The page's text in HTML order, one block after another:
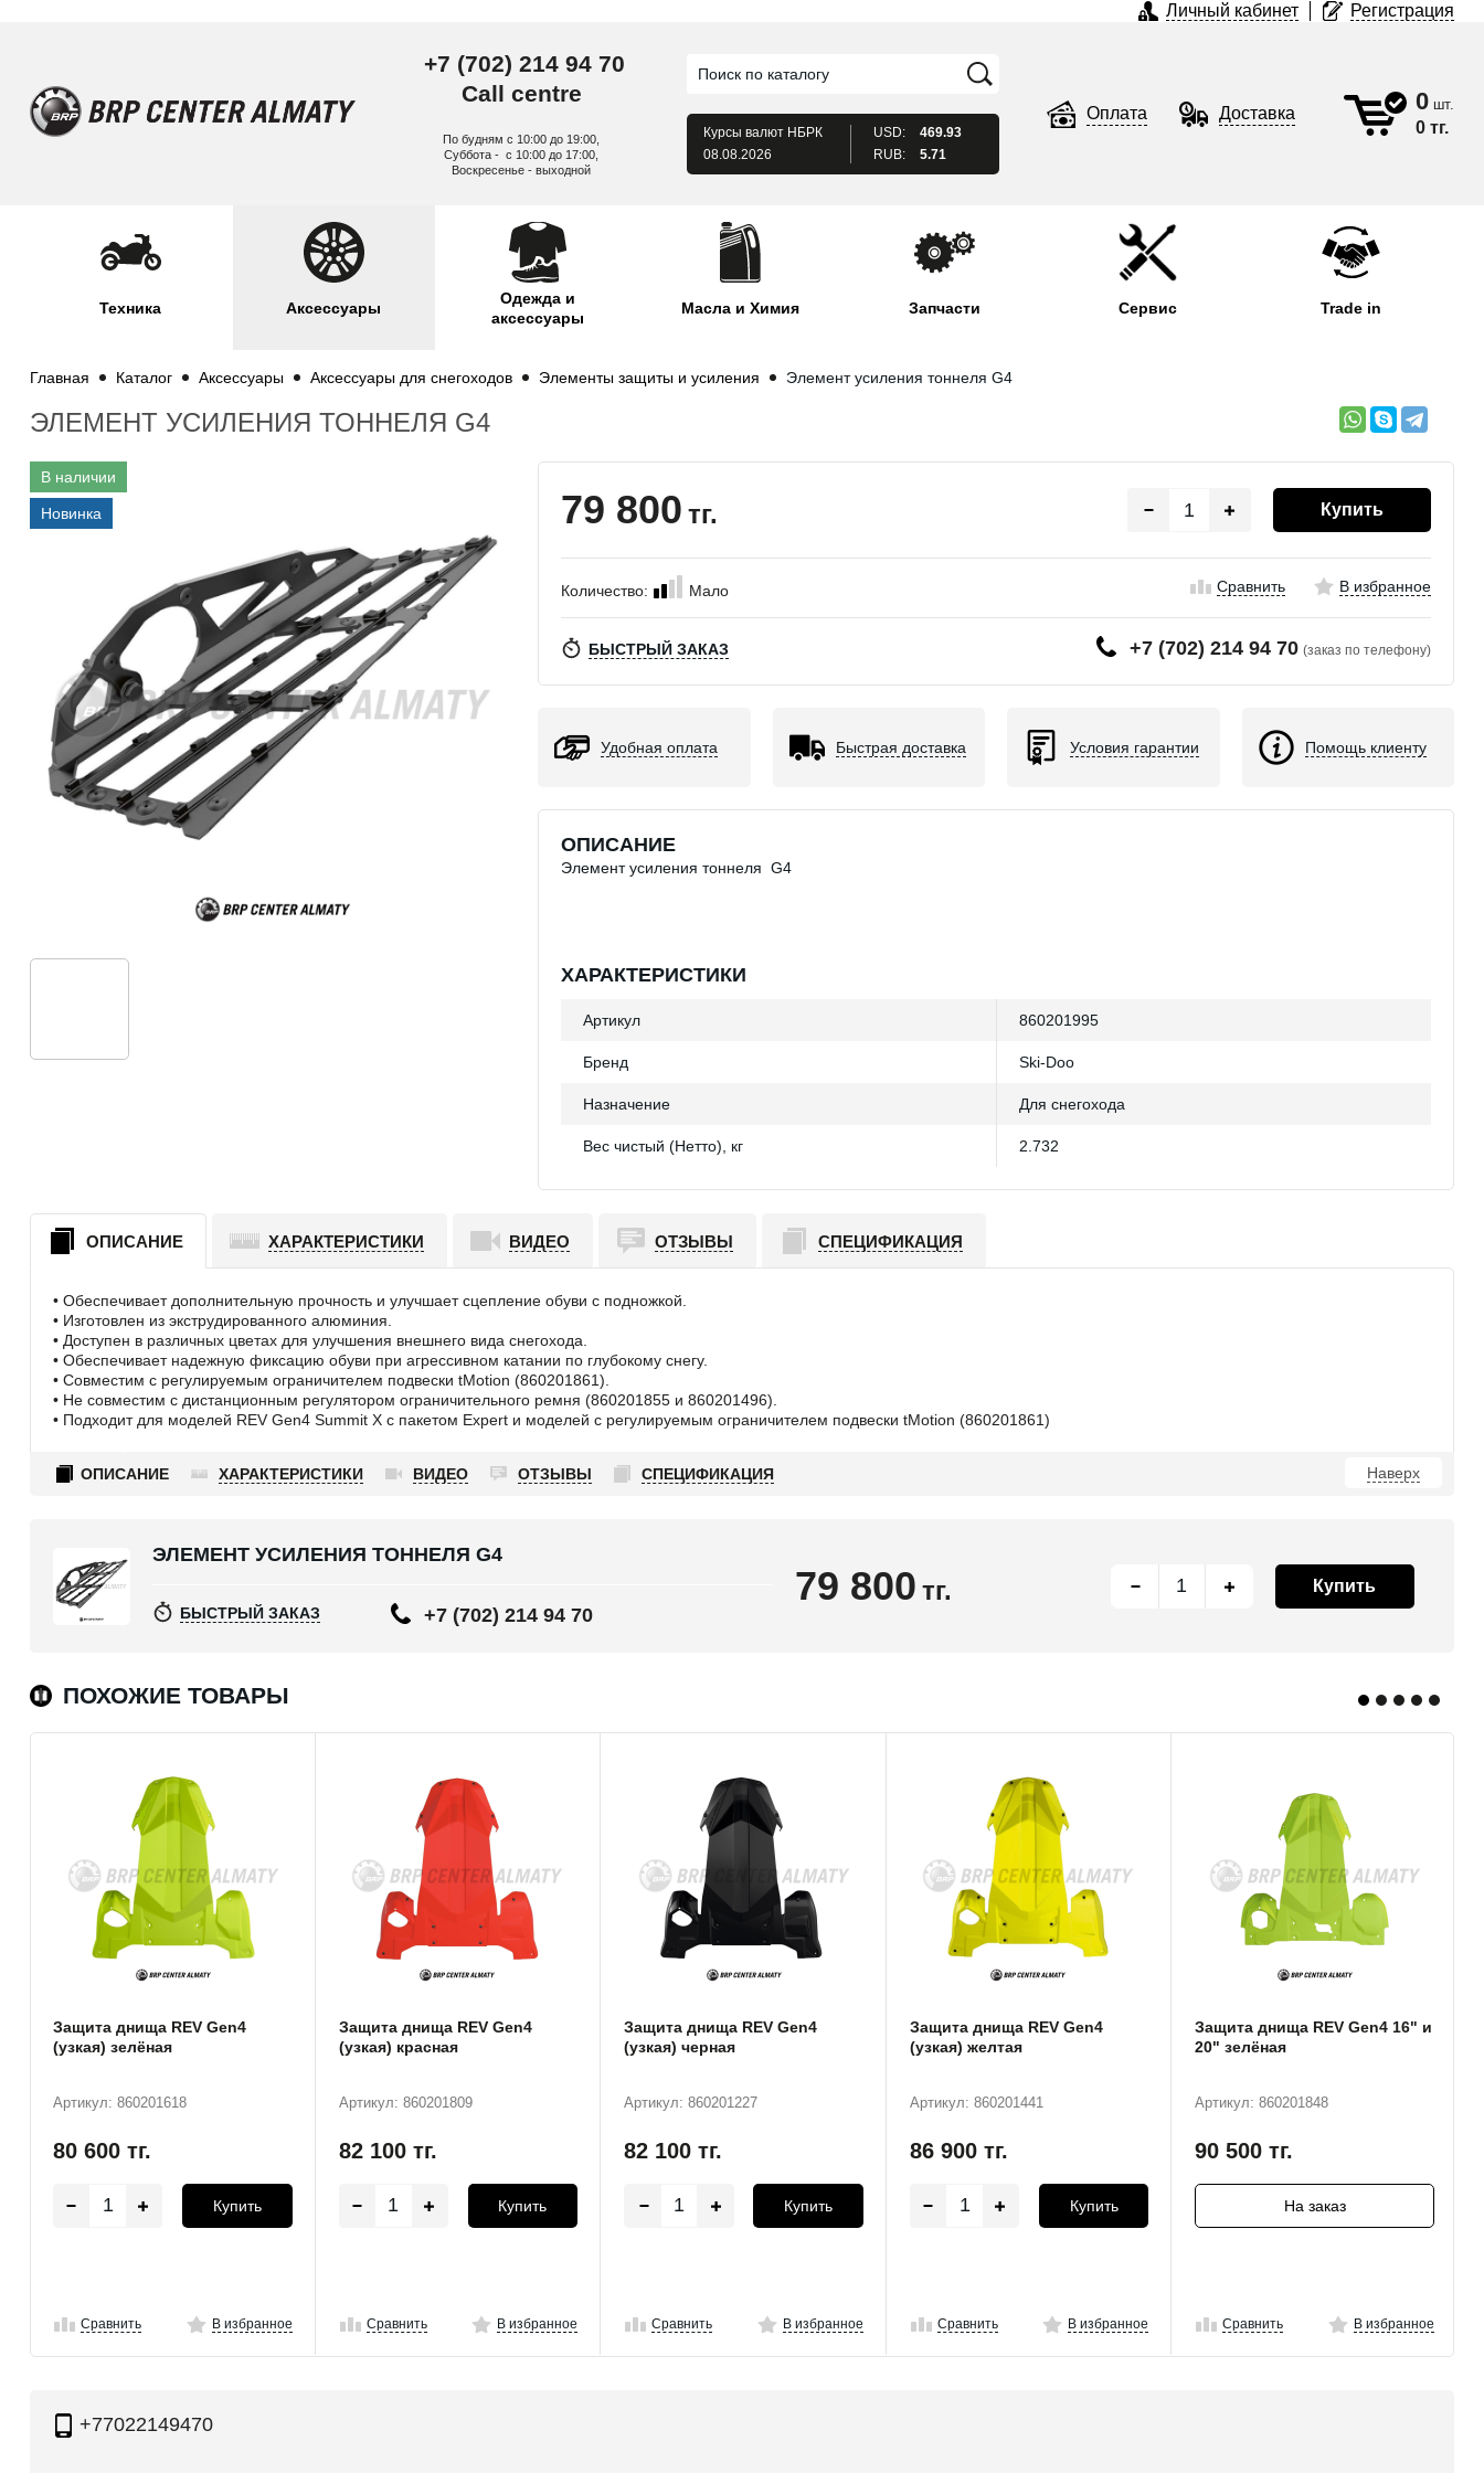
Личный кабинет Регистрация
+7 (702) 214 94 70
Call centre
По будням с 10:00 до 19:00,
Суббота - с 10:00 до 17:00,
Воскресенье - выходной
Курсы валют НБРК
08.08.2026
USD:
469.93
RUB:
5.71
Оплата Доставка 0 шт.
0 тг.
Техника Аксессуары
Одежда и
аксессуары
Масла и Химия Запчасти Сервис Trade in
Главная Каталог Аксессуары Аксессуары для снегоходов Элементы защиты и усиления Элемент усиления тоннеля G4
ЭЛЕМЕНТ УСИЛЕНИЯ ТОННЕЛЯ G4
В наличии
Новинка 79 800 тг. Купить
Количество: Мало Сравнить В избранное
БЫСТРЫЙ ЗАКАЗ +7 (702) 214 94 70 (заказ по телефону)
Удобная оплата Быстрая доставка Условия гарантии Помощь клиенту
ОПИСАНИЕ
Элемент усиления тоннеля G4
ХАРАКТЕРИСТИКИ
Артикул 860201995
Бренд Ski-Doo
Назначение Для снегохода
Вес чистый (Нетто), кг 2.732
ОПИСАНИЕ ХАРАКТЕРИСТИКИ ВИДЕО ОТЗЫВЫ СПЕЦИФИКАЦИЯ
• Обеспечивает дополнительную прочность и улучшает сцепление обуви с подножкой.
• Изготовлен из экструдированного алюминия.
• Доступен в различных цветах для улучшения внешнего вида снегохода.
• Обеспечивает надежную фиксацию обуви при агрессивном катании по глубокому снегу.
• Совместим с регулируемым ограничителем подвески tMotion (860201861).
• Не совместим с дистанционным регулятором ограничительного ремня (860201855 и 860201496).
• Подходит для моделей REV Gen4 Summit X с пакетом Expert и моделей с регулируемым ограничителем подвески tMotion (860201861)
ОПИСАНИЕ ХАРАКТЕРИСТИКИ ВИДЕО ОТЗЫВЫ СПЕЦИФИКАЦИЯ Наверх
ЭЛЕМЕНТ УСИЛЕНИЯ ТОННЕЛЯ G4
БЫСТРЫЙ ЗАКАЗ +7 (702) 214 94 70
79 800 тг. Купить
ПОХОЖИЕ ТОВАРЫ
Защита днища REV Gen4
(узкая) зелёная
Артикул: 860201618
80 600 тг.
Купить
Сравнить В избранное
Защита днища REV Gen4
(узкая) красная
Артикул: 860201809
82 100 тг.
Купить
Сравнить В избранное
Защита днища REV Gen4
(узкая) черная
Артикул: 860201227
82 100тг.
Купить
Сравнить В избранное
Защита днища REV Gen4
(узкая) желтая
Артикул: 860201441
86 900 тг.
Купить
Сравнить В избранное
Защита днища REV Gen4 16" и
20" зелёная
Артикул: 860201848
90 500тг.
На заказ
Сравнить В избранное
+77022149470